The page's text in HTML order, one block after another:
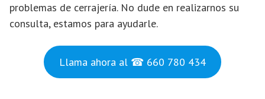
problemas de cerrajería. No dude en realizarnos su
consulta, estamos para ayudarle.
Llama ahora al ☎ 660 780 434